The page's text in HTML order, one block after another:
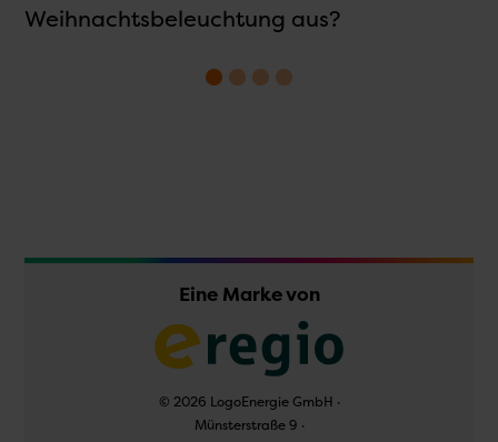
Weihnachtsbeleuchtung aus?
Eine Marke von
© 2026 LogoEnergie GmbH ·
Münsterstraße 9 ·